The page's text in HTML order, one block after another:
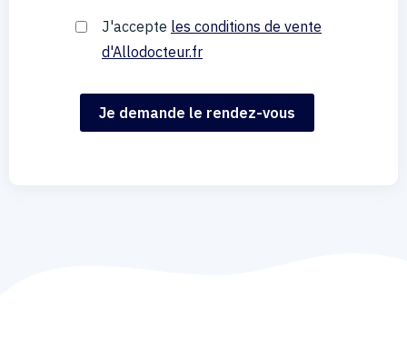
J'accepte les conditions de vente
d'Allodocteur.fr